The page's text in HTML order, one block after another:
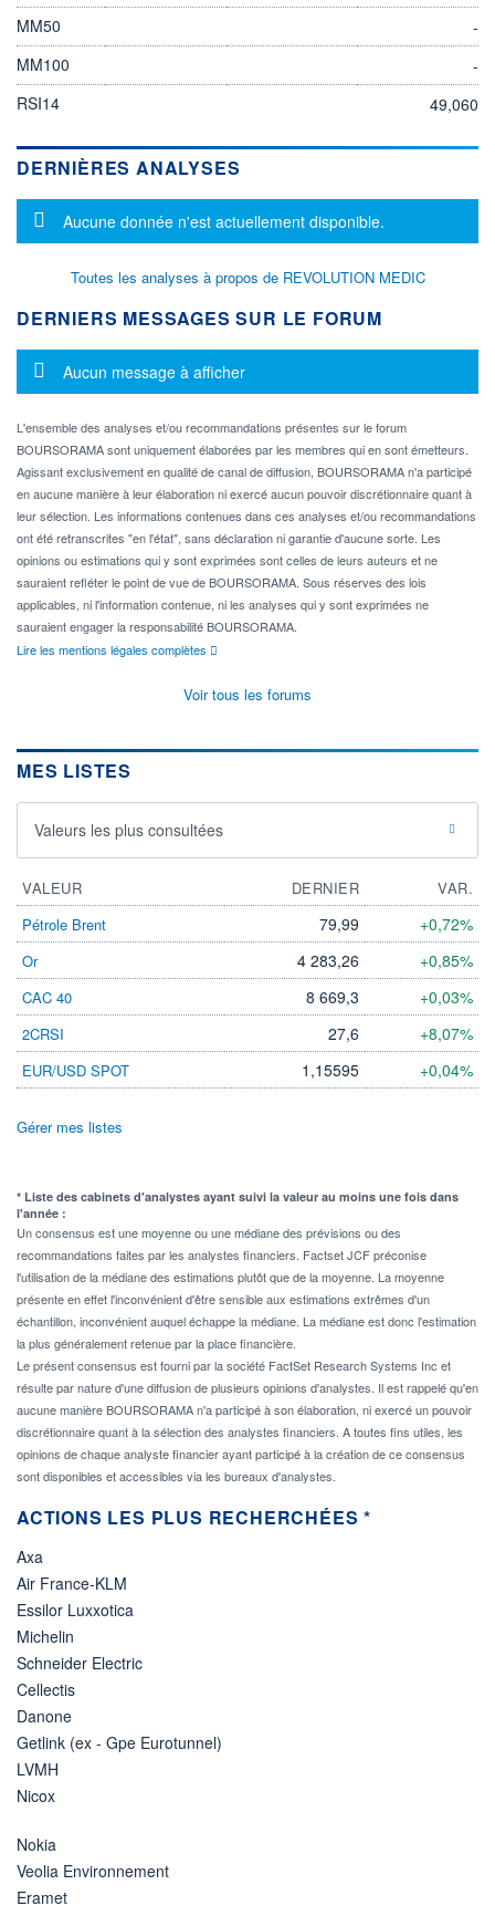
MM50
-
MM100
-
RSI14
49,060
DERNIÈRES ANALYSES
Message d'information
Aucune donnée n'est actuellement disponible.
Toutes les analyses à propos de REVOLUTION MEDIC
DERNIERS MESSAGES SUR LE FORUM
Message d'information
Aucun message à afficher
L'ensemble des analyses et/ou recommandations présentes sur le forum
BOURSORAMA sont uniquement élaborées par les membres qui en sont émetteurs.
Agissant exclusivement en qualité de canal de diffusion, BOURSORAMA n'a participé
en aucune manière à leur élaboration ni exercé aucun pouvoir discrétionnaire quant à
leur sélection. Les informations contenues dans ces analyses et/ou recommandations
ont été retranscrites "en l'état", sans déclaration ni garantie d'aucune sorte. Les
opinions ou estimations qui y sont exprimées sont celles de leurs auteurs et ne
sauraient refléter le point de vue de BOURSORAMA. Sous réserves des lois
applicables, ni l'information contenue, ni les analyses qui y sont exprimées ne
sauraient engager la responsabilité BOURSORAMA.
Lire les mentions légales complètes
Voir tous les forums
MES LISTES
Valeurs les plus consultées
VALEUR DERNIER
VAR.
Pétrole Brent
79,99 +0,72%
Or 4 283,26 +0,85%
CAC 40 8 669,3 +0,03%
2CRSI 27,6 +8,07%
EUR/USD SPOT 1,15595 +0,04%
Gérer mes listes
* Liste des cabinets d'analystes ayant suivi la valeur au moins une fois dans
l'année :
Un consensus est une moyenne ou une médiane des prévisions ou des
recommandations faites par les analystes financiers. Factset JCF préconise
l'utilisation de la médiane des estimations plutôt que de la moyenne. La moyenne
présente en effet l'inconvénient d'être sensible aux estimations extrêmes d'un
échantillon, inconvénient auquel échappe la médiane. La médiane est donc l'estimation
la plus généralement retenue par la place financière.
Le présent consensus est fourni par la société FactSet Research Systems Inc et
résulte par nature d'une diffusion de plusieurs opinions d'analystes. Il est rappelé qu'en
aucune manière BOURSORAMA n'a participé à son élaboration, ni exercé un pouvoir
discrétionnaire quant à la sélection des analystes financiers. A toutes fins utiles, les
opinions de chaque analyste financier ayant participé à la création de ce consensus
sont disponibles et accessibles via les bureaux d'analystes.
ACTIONS LES PLUS RECHERCHÉES *
Axa
Air France-KLM
Essilor Luxxotica
Michelin
Schneider Electric
Cellectis
Danone
Getlink (ex - Gpe Eurotunnel)
LVMH
Nicox
Nokia
Veolia Environnement
Eramet